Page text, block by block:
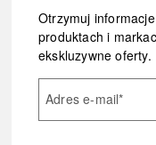
Otrzymuj
produktach i
ekskluzywne oferty.
Adres e-mail*